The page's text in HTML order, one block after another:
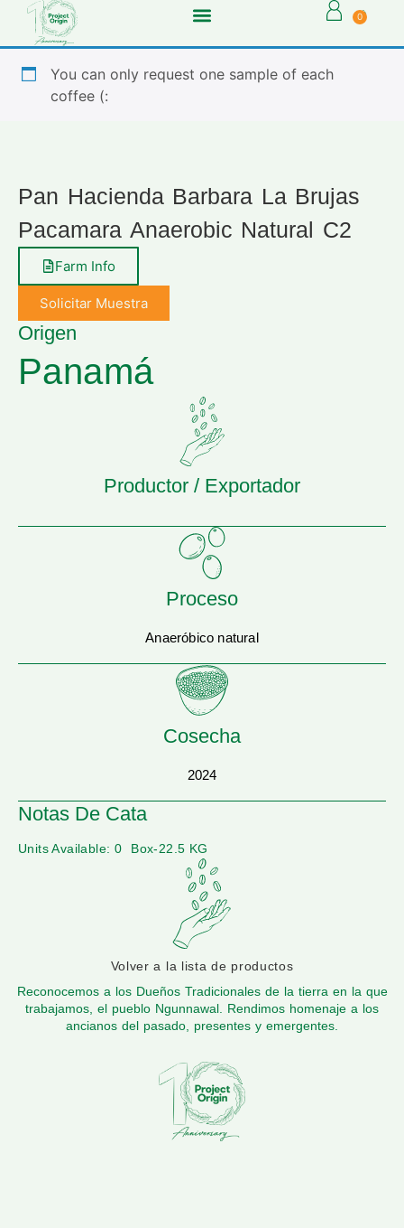
0
You can only request one sample of each
coffee (:
Pan Hacienda Barbara La Brujas
Pacamara Anaerobic Natural C2
Farm Info
Solicitar Muestra
Origen
Panamá
Productor / Exportador
Proceso
Anaeróbico natural
Cosecha
2024
Notas De Cata
Units Available: 0 Box-22.5 KG
Volver a la lista de productos
Reconocemos a los Dueños Tradicionales de la tierra en la que
trabajamos, el pueblo Ngunnawal. Rendimos homenaje a los
ancianos del pasado, presentes y emergentes.